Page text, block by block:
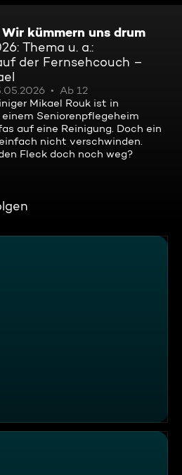
kümmern uns drum
Thema u. a.:
der Fernsehcouch –
Ab 12
Mikael Rouk ist in
Seniorenpflegeheim
auf eine Reinigung. Doch ein
nicht verschwinden.
Fleck doch noch weg?
Isabel Levy: Hilfe für Mallorcas